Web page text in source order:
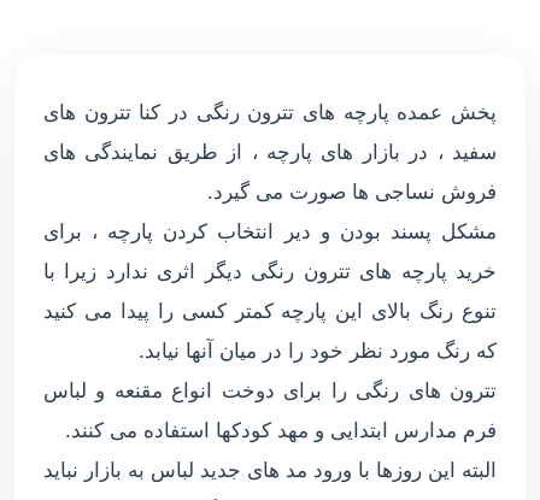
پخش عمده پارچه های تترون رنگی در کنا تترون های
سفید ، در بازار های پارچه ، از طریق نمایندگی های
فروش نساجی ها صورت می گیرد.
مشکل پسند بودن و دیر انتخاب کردن پارچه ، برای
خرید پارچه های تترون رنگی دیگر اثری ندارد زیرا با
تنوع رنگ بالای این پارچه کمتر کسی را پیدا می کنید
که رنگ مورد نظر خود را در میان آنها نیابد.
تترون های رنگی را برای دوخت انواع مقنعه و لباس
فرم مدارس ابتدایی و مهد کودکها استفاده می کنند.
البته این روزها با ورود مد های جدید لباس به بازار نباید